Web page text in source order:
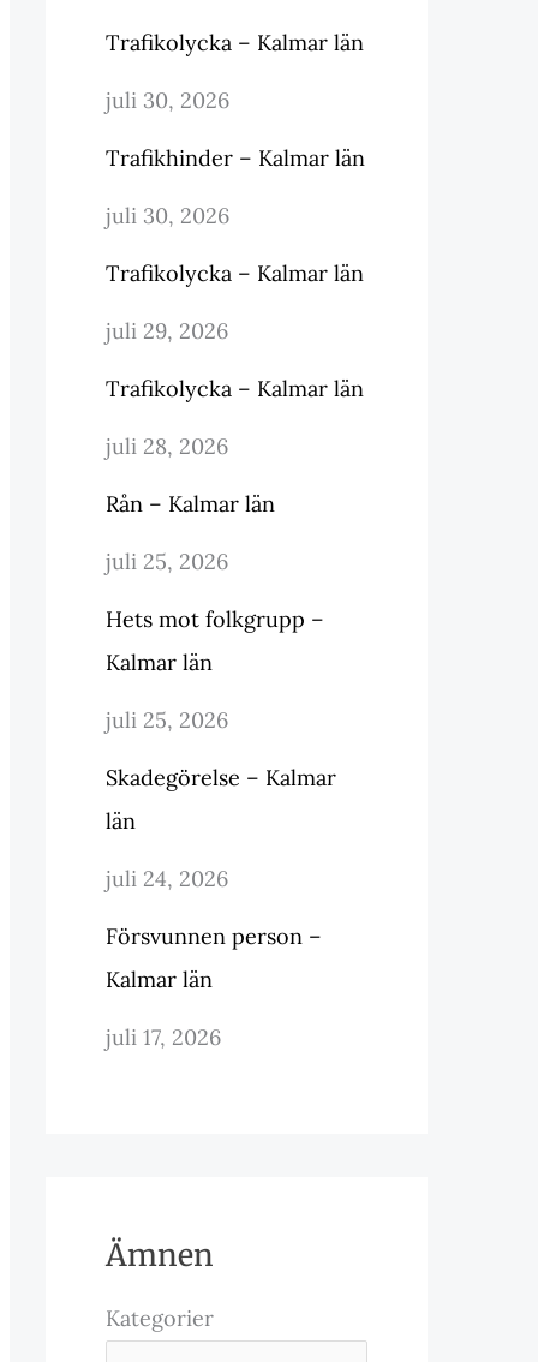
Trafikolycka – Kalmar län
juli 30, 2026
Trafikhinder – Kalmar län
juli 30, 2026
Trafikolycka – Kalmar län
juli 29, 2026
Trafikolycka – Kalmar län
juli 28, 2026
Rån – Kalmar län
juli 25, 2026
Hets mot folkgrupp –
Kalmar län
juli 25, 2026
Skadegörelse – Kalmar
län
juli 24, 2026
Försvunnen person –
Kalmar län
juli 17, 2026
Ämnen
Kategorier